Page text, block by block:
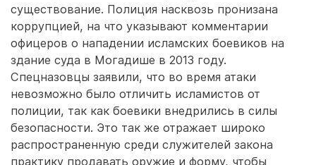
существование. Полиция насквозь пронизана
коррупцией, на что указывают комментарии
офицеров о нападении исламских боевиков на
здание суда в Могадише в 2013 году.
Спецназовцы заявили, что во время атаки
невозможно было отличить исламистов от
полиции, так как боевики внедрились в силы
безопасности. Это так же отражает широко
распространенную среди служителей закона
практику продавать оружие и форму, чтобы